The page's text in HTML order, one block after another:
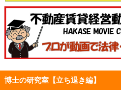
博士の研究室【立ち退き編】